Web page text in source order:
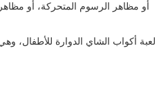
أو مظاهر الرسوم المتحركة، أو مظاهر